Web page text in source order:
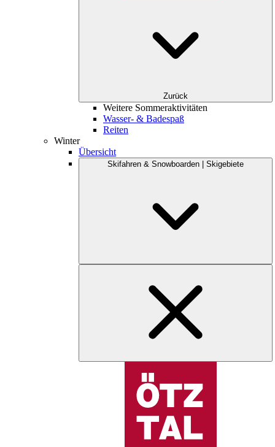
Zurück
Weitere Sommeraktivitäten
Wasser- & Badespaß
Reiten
Winter
Übersicht
Skifahren & Snowboarden | Skigebiete